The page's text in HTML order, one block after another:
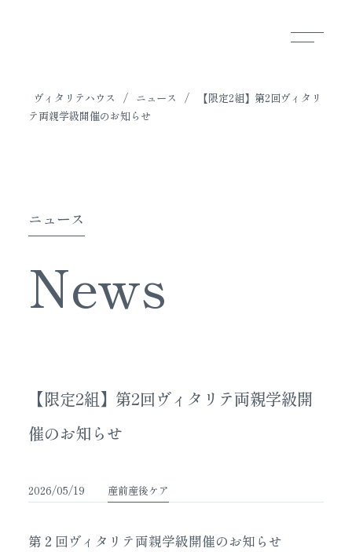
ヴィタリテハウス / ニュース /
【限定2組】第2回ヴィタリ
テ両親学級開催のお知らせ
ニュース
News
【限定2組】第2回ヴィタリテ両親学級開
催のお知らせ
2026/05/19 産前産後ケア
第２回ヴィタリテ両親学級開催のお知らせ